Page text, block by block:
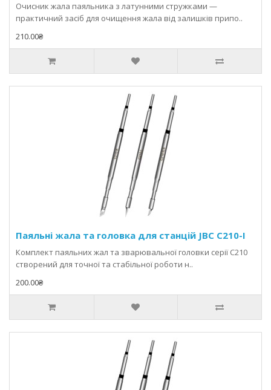
Очисник жала паяльника з латунними стружками —
практичний засіб для очищення жала від залишків припо..
210.00₴
Паяльні жала та головка для станцій JBC C210-I
Комплект паяльних жал та зварювальної головки серії C210
створений для точної та стабільної роботи н..
200.00₴